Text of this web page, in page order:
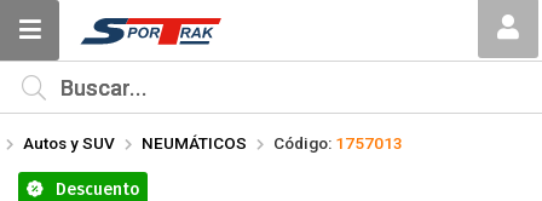
Compartir por email MI COMPRA
Autos y SUV NEUMÁTICOS Código: 1757013
Descuento